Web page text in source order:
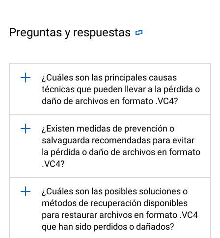
Preguntas y respuestas
¿Cuáles son las principales causas
técnicas que pueden llevar a la pérdida o
daño de archivos en formato .VC4?
¿Existen medidas de prevención o
salvaguarda recomendadas para evitar
la pérdida o daño de archivos en formato
.VC4?
¿Cuáles son las posibles soluciones o
métodos de recuperación disponibles
para restaurar archivos en formato .VC4
que han sido perdidos o dañados?